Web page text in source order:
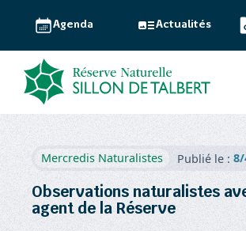
Agenda Actualités
Mercredis Naturalistes Publié le : 8/
Observations naturalistes
agent de la Réserve